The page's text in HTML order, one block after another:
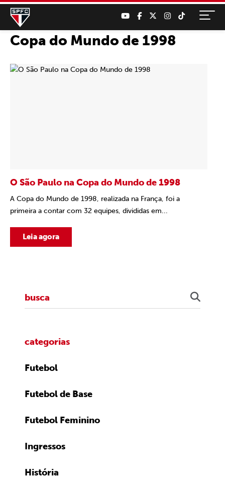
Copa do Mundo de 1998
O São Paulo na Copa do Mundo de 1998
A Copa do Mundo de 1998, realizada na França, foi a
primeira a contar com 32 equipes, divididas em...
Leia agora
categorias
Futebol
Futebol de Base
Futebol Feminino
Ingressos
História